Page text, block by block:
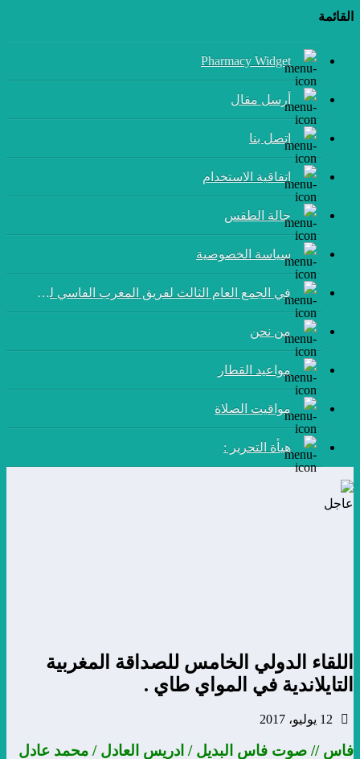
القائمة
Pharmacy Widget
أرسل مقال
إتصل بنا
اتفاقية الاستخدام
حالة الطقس
سياسة الخصوصية
في الجمع العام الثالث لفريق المغرب الفاسي لكرة القدم:
من نحن
مواعيد القطار
مواقيت الصلاة
هيأة التحرير :
عاجل
اللقاء الدولي الخامس للصداقة المغربية
التايلاندية في المواي طاي .
12 يوليو، 2017
فاس // صوت فاس البديل / ادريس العادل / محمد عادل